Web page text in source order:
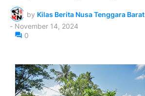
by Kilas Berita Nusa Tenggara Barat
- November 14, 2024
0